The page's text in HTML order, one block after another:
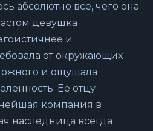
абсолютно все, чего она
девушка
и
от окружающих
и ощущала
Ее отцу
компания в
наследница всегда